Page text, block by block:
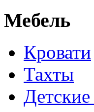
Мебель
Кровати
Тахты